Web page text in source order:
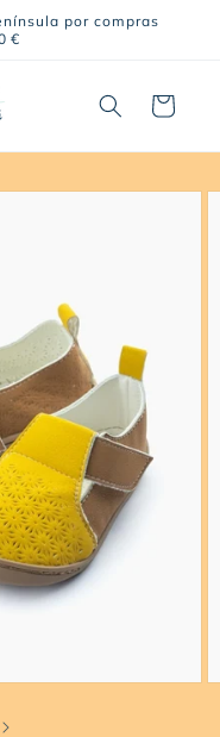
por compras
€
Carrito